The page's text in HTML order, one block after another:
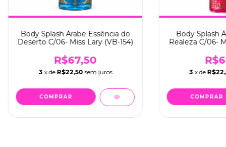
Body Splash Árabe Essência do
Deserto C/06- Miss Lary (VB-154)
R$67,50
3 x de R$22,50 sem juros
Body Splash
Realeza C/06-
3 x de